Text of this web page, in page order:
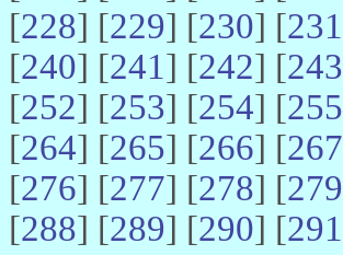
[228] [229] [230] [231
[240] [241] [242] [243
[252] [253] [254] [255
[264] [265] [266] [267
[276] [277] [278] [279
[288] [289] [290] [291